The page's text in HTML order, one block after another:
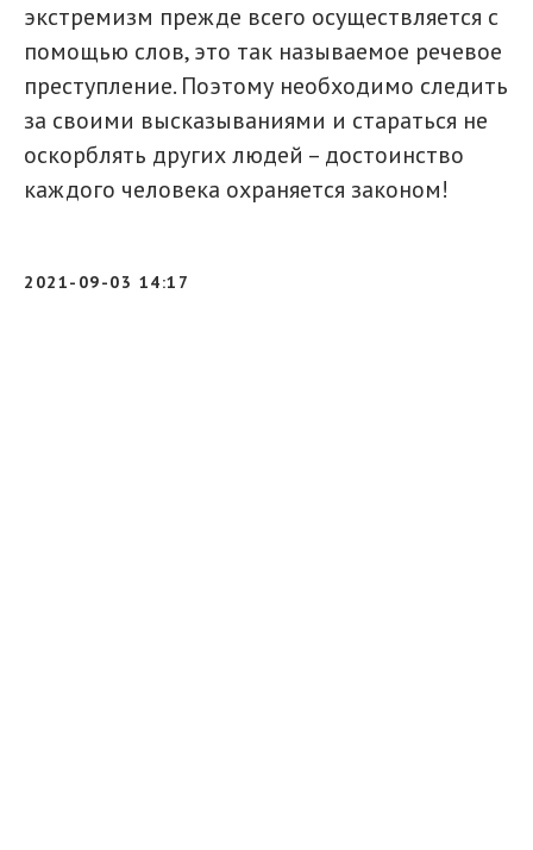
экстремизм прежде всего осуществляется с
помощью слов, это так называемое речевое
преступление. Поэтому необходимо следить
за своими высказываниями и стараться не
оскорблять других людей – достоинство
каждого человека охраняется законом!
2021-09-03 14:17